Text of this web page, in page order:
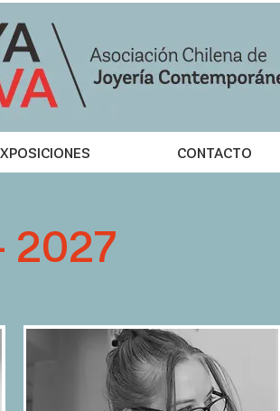
CONTACTO
2027